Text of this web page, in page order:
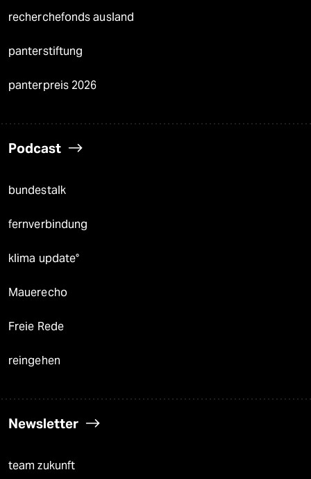
recherchefonds ausland
panterstiftung
panterpreis 2026
Podcast
bundestalk
fernverbindung
klima update°
Mauerecho
Freie Rede
reingehen
Newsletter
team zukunft